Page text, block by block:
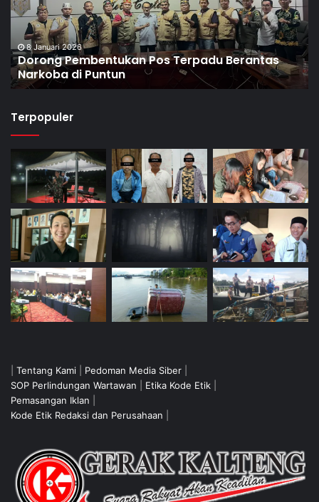
Berantas
7 Januari 2026
Pemko Segera Tindak Lanjut
Terkait Pajak dan Retribusi
Terpopuler
Tentang Kami Pedoman Media Siber
SOP Perlindungan Wartawan
Etika Kode Etik
Pemasangan Iklan
Kode Etik Redaksi dan Perusahaan